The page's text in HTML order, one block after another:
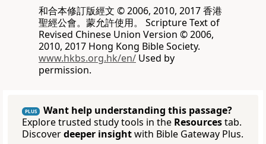
和合本修訂版經文 © 2006, 2010, 2017 香港
聖經公會。蒙允許使用。 Scripture Text of
Revised Chinese Union Version © 2006,
2010, 2017 Hong Kong Bible Society.
www.hkbs.org.hk/en/ Used by
permission.
PLUS
Want help understanding this passage?
Explore trusted study tools in the Resourcestab.
Discoverdeeper insightwith Bible Gateway Plus.